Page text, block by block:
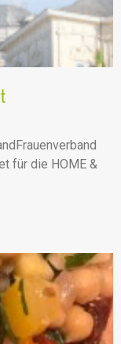
für die HOME &